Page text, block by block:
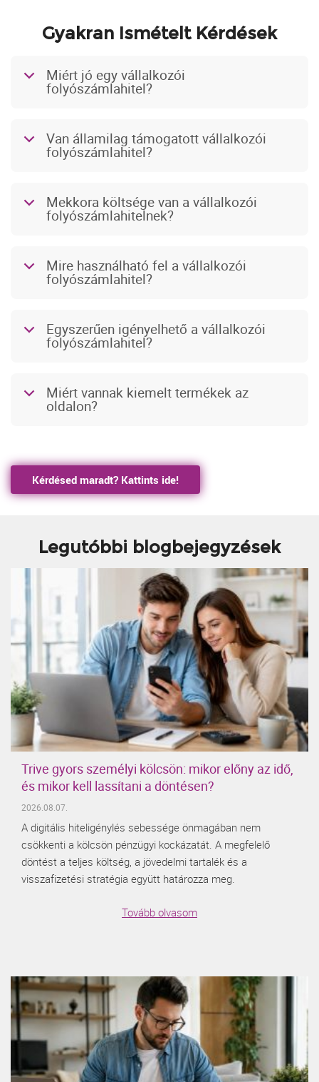
Gyakran Ismételt Kérdések
b Miért jó egy vállalkozói
folyószámlahitel?
b Van államilag támogatott vállalkozói
folyószámlahitel?
b Mekkora költsége van a vállalkozói
folyószámlahitelnek?
b Mire használható fel a vállalkozói
folyószámlahitel?
b Egyszerűen igényelhető a vállalkozói
folyószámlahitel?
b Miért vannak kiemelt termékek az
oldalon?
Kérdésed maradt? Kattints ide!
Legutóbbi blogbejegyzések
Trive gyors személyi kölcsön: mikor előny az idő,
és mikor kell lassítani a döntésen?
2026.08.07.
A digitális hiteligénylés sebessége önmagában nem
csökkenti a kölcsön pénzügyi kockázatát. A megfelelő
döntést a teljes költség, a jövedelmi tartalék és a
visszafizetési stratégia együtt határozza meg.
Tovább olvasom